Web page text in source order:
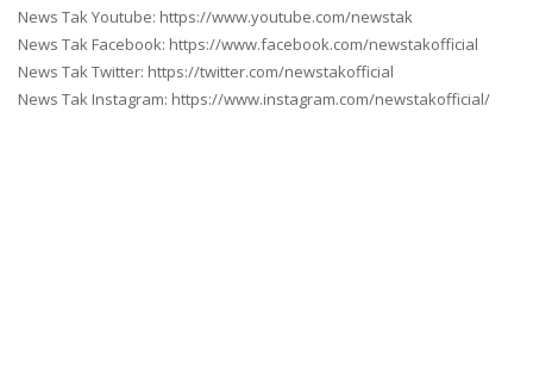
News Tak Youtube: https://www.youtube.com/newstak
News Tak Facebook: https://www.facebook.com/newstakofficial
News Tak Twitter: https://twitter.com/newstakofficial
News Tak Instagram: https://www.instagram.com/newstakofficial/